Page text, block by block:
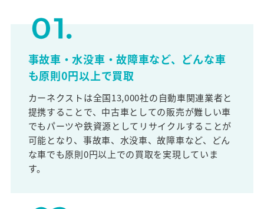
事故車・水没車・故障車など、どんな車
も原則0円以上で買取
カーネクストは全国13,000社の自動車関連業者と
提携することで、中古車としての販売が難しい車
でもパーツや鉄資源としてリサイクルすることが
可能となり、事故車、水没車、故障車など、どん
な車でも原則0円以上での買取を実現していま
す。